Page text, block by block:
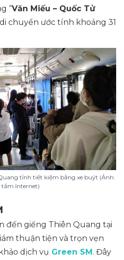
“Văn Miếu – Quốc Tử
chuyển ước tính khoảng 31
tỉnh tiết kiệm bằng xe buýt (Ảnh:
tầm Internet)
đến giếng Thiên Quang tại
thuận tiện và trọn vẹn
dịch vụ Green SM. Đây